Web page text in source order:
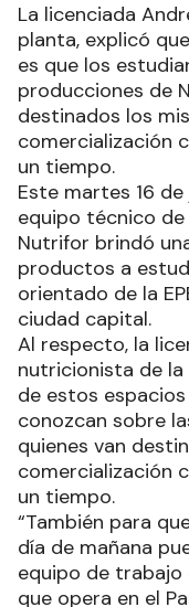
La licenciada
planta, explicó
es que los
producciones de
destinados los
comercialización
un tiempo.
Este martes 16
equipo técnico
Nutrifor brindó
productos a
orientado de la
ciudad capital.
Al respecto, la
nutricionista de
de estos
conozcan sobre
quienes van
comercialización
un tiempo.
“También para
día de mañana
equipo de trabajo
que opera en el